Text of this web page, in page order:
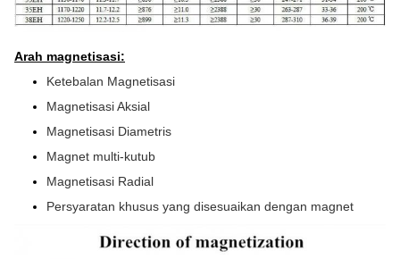
Arah magnetisasi:
Ketebalan Magnetisasi
Magnetisasi Aksial
Magnetisasi Diametris
Magnet multi-kutub
Magnetisasi Radial
Persyaratan khusus yang disesuaikan dengan magnet